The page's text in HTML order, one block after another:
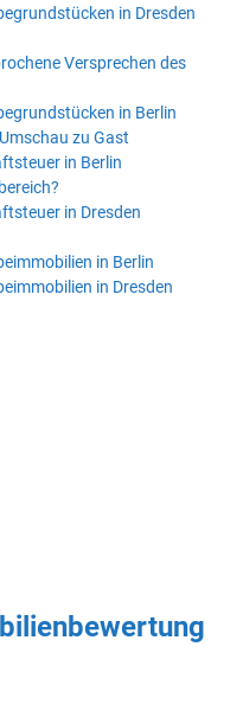
in Dresden
Versprechen des
in Berlin
zu Gast
in Berlin
in Dresden
in Berlin
in Dresden